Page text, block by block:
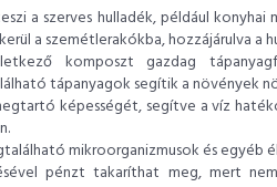
a szerves hulladék, például konyhai
a szemétlerakókba, hozzájárulva a
komposzt gazdag
tápanyagok segítik a növények
képességét, segítve a víz
mikroorganizmusok és egyéb
pénzt takaríthat meg, mert